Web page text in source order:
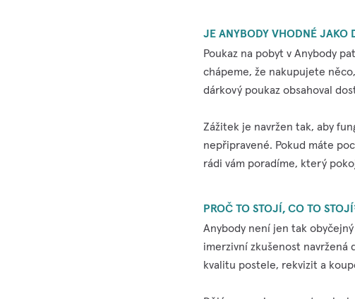
JE ANYBODY VHODNÉ JAKO
Poukaz na pobyt v Anybody
chápeme, že nakupujete
dárkový poukaz obsahoval
Zážitek je navržen tak, aby
nepřipravené. Pokud máte
rádi vám poradíme, který
PROČ TO STOJÍ, CO TO
Anybody není jen tak
imerzivní zkušenost
kvalitu postele, rekvizit a